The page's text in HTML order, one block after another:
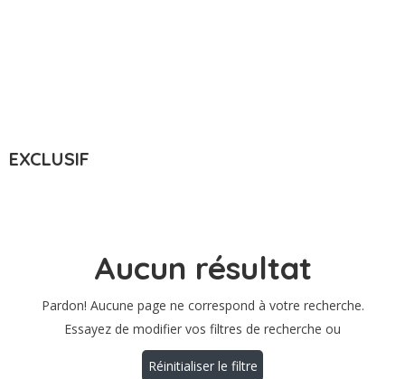
EXCLUSIF
Aucun résultat
Pardon! Aucune page ne correspond à votre recherche.
Essayez de modifier vos filtres de recherche ou
Réinitialiser le filtre